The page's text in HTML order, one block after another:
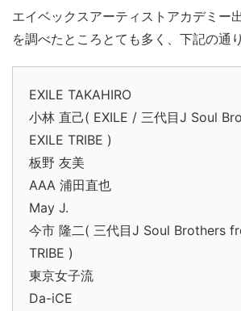
エイベックスアーティストアカデミー
を調べたところとても多く、下記の通り
EXILE TAKAHIRO
小林 直己( EXILE / 三代目J Soul
EXILE TRIBE )
板野 友美
AAA 浦田直也
May J.
今市 隆二( 三代目J Soul Brothers
TRIBE )
東京女子流
Da-iCE